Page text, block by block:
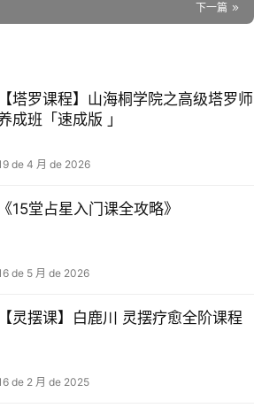
下一篇
【‮罗⁠塔‬‎课程】山‮桐⁠海‬‎学‮之⁠院‬‎高‮塔⁠级‬‎罗师‮
成⁠养‬‎班「速‮版⁠成‬‎ 」
de 4 月 de 2026
《15堂占星入门课全攻略》
de 5 月 de 2026
【灵摆课】白鹿川 灵摆疗愈全阶课程
de 2 月 de 2025